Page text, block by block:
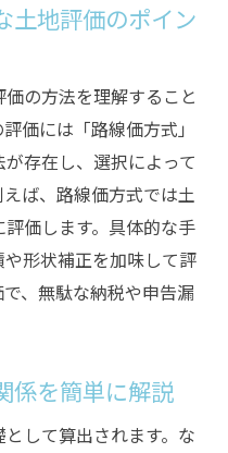
土地評価のポイン
の方法を理解すること
価には「路線価方式」
存在し、選択によって
ば、路線価方式では土
価します。具体的な手
形状補正を加味して評
、無駄な納税や申告漏
係を簡単に解説
して算出されます。な